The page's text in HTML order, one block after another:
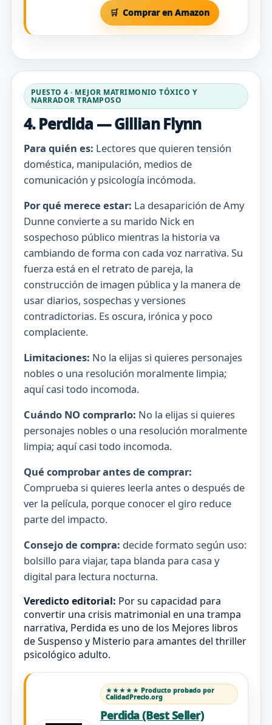
Comprar en Amazon
PUESTO 4 · MEJOR MATRIMONIO TÓXICO Y
NARRADOR TRAMPOSO
4. Perdida — Gillian Flynn
Para quién es: Lectores que quieren tensión
doméstica, manipulación, medios de
comunicación y psicología incómoda.
Por qué merece estar: La desaparición de Amy
Dunne convierte a su marido Nick en
sospechoso público mientras la historia va
cambiando de forma con cada voz narrativa. Su
fuerza está en el retrato de pareja, la
construcción de imagen pública y la manera de
usar diarios, sospechas y versiones
contradictorias. Es oscura, irónica y poco
complaciente.
Limitaciones: No la elijas si quieres personajes
nobles o una resolución moralmente limpia;
aquí casi todo incomoda.
Cuándo NO comprarlo: No la elijas si quieres
personajes nobles o una resolución moralmente
limpia; aquí casi todo incomoda.
Qué comprobar antes de comprar:
Comprueba si quieres leerla antes o después de
ver la película, porque conocer el giro reduce
parte del impacto.
Consejo de compra: decide formato según uso:
bolsillo para viajar, tapa blanda para casa y
digital para lectura nocturna.
Veredicto editorial: Por su capacidad para
convertir una crisis matrimonial en una trampa
narrativa, Perdida es uno de los Mejores libros
de Suspenso y Misterio para amantes del thriller
psicológico adulto.
★★★★★ Producto probado por
CalidadPrecio.org
Perdida (Best Seller)